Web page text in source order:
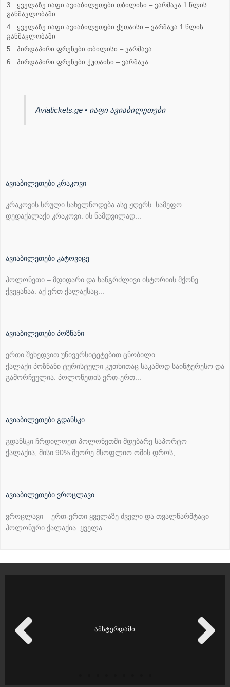
ყველაზე იაფი ავიაბილეთები თბილისი – ვარშავა 1 წლის
განმავლობაში
ყველაზე იაფი ავიაბილეთები ქუთაისი – ვარშავა 1 წლის
განმავლობაში
პირდაპირი ფრენები თბილისი – ვარშავა
პირდაპირი ფრენები ქუთაისი – ვარშავა
Aviatickets.ge • იაფი ავიაბილეთები
ავიაბილეთები კრაკოვი
კრაკოვის სრული სახელწოდება ასე ჟღერს: სამეფო
დედაქალაქი კრაკოვი. ის ნამდვილად...
ავიაბილეთები კატოვიცე
პოლონეთი – მდიდარი და ხანგრძლივი ისტორიის მქონე
ქვეყანაა. აქ ერთ ქალაქსაც...
ავიაბილეთები პოზნანი
ერთი შეხედვით უნივერსიტეტებით ცნობილი
ქალაქი პოზნანი ტურისტული კუთხითაც საკამოდ საინტერესო და
გამორჩეულია. პოლონეთის ერთ-ერთ...
ავიაბილეთები გდანსკი
გდანსკი ჩრდილოეთ პოლონეთში მდებარე საპორტო
ქალაქია, მისი 90% მეორე მსოფლიო ომის დროს,...
ავიაბილეთები ვროცლავი
ვროცლავი – ერთ-ერთი ყველაზე ძველი და თვალწარმტაცი
პოლონური ქალაქია. ყველა...
ამსტერდამი